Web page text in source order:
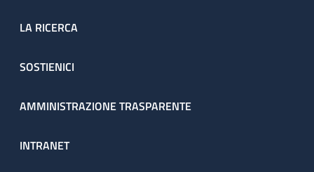
LA RICERCA
SOSTIENICI
AMMINISTRAZIONE TRASPARENTE
INTRANET